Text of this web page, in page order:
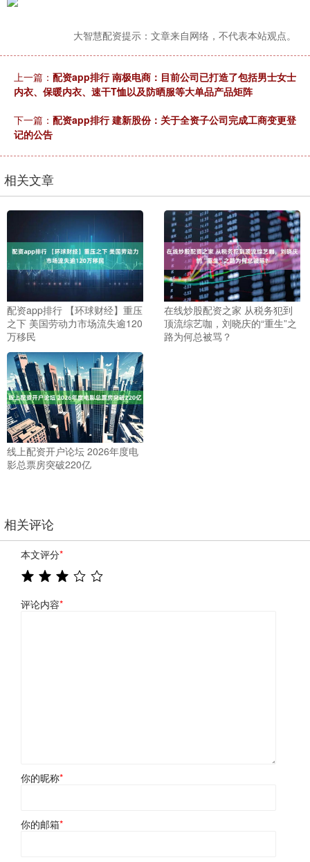
大智慧配资提示：文章来自网络，不代表本站观点。
上一篇： 配资app排行 南极电商：目前公司已打造了包括男士女士
内衣、保暖内衣、速干T恤以及防晒服等大单品产品矩阵
下一篇： 配资app排行 建新股份：关于全资子公司完成工商变更登
记的公告
相关文章
配资app排行 【环球财经】重压
之下 美国劳动力市场流失逾120
万移民
在线炒股配资之家 从税务犯到
顶流综艺咖，刘晓庆的“重生”之
路为何总被骂？
线上配资开户论坛 2026年度电
影总票房突破220亿
相关评论
本文评分*
评论内容*
你的昵称*
你的邮箱*